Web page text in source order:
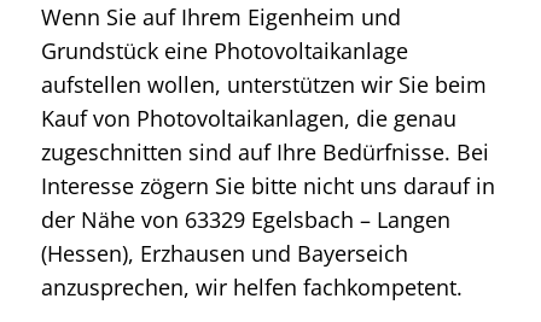
Wenn Sie auf Ihrem Eigenheim und
Grundstück eine Photovoltaikanlage
aufstellen wollen, unterstützen wir Sie beim
Kauf von Photovoltaikanlagen, die genau
zugeschnitten sind auf Ihre Bedürfnisse. Bei
Interesse zögern Sie bitte nicht uns darauf in
der Nähe von 63329 Egelsbach – Langen
(Hessen), Erzhausen und Bayerseich
anzusprechen, wir helfen fachkompetent.